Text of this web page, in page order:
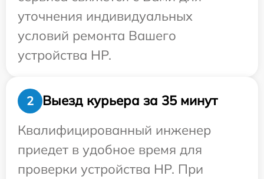
уточнения индивидуальных
условий ремонта Вашего
устройства HP.
2
Выезд курьера за 35 минут
Квалифицированный инженер
приедет в удобное время для
проверки устройства HP. При